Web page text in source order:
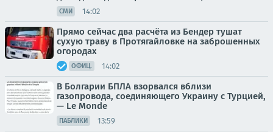
СМИ 14:02
Прямо сейчас два расчёта из Бендер тушат
сухую траву в Протягайловке на заброшенных
огородах
ОФИЦ. 14:02
В Болгарии БПЛА взорвался вблизи
газопровода, соединяющего Украину с Турцией,
— Le Monde
ПАБЛИКИ 13:59